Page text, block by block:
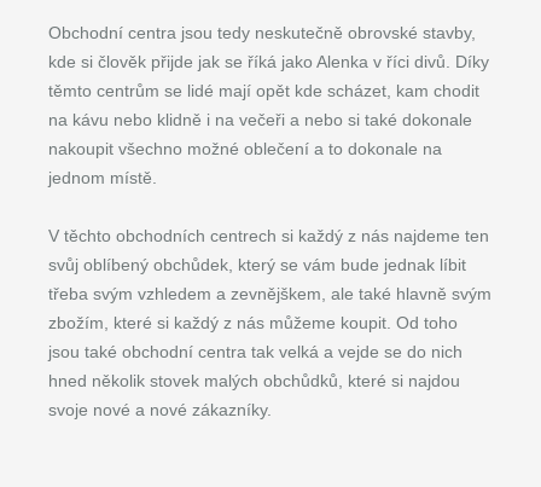
Obchodní centra jsou tedy neskutečně obrovské stavby,
kde si člověk přijde jak se říká jako Alenka v říci divů. Díky
těmto centrům se lidé mají opět kde scházet, kam chodit
na kávu nebo klidně i na večeři a nebo si také dokonale
nakoupit všechno možné oblečení a to dokonale na
jednom místě.
V těchto obchodních centrech si každý z nás najdeme ten
svůj oblíbený obchůdek, který se vám bude jednak líbit
třeba svým vzhledem a zevnějškem, ale také hlavně svým
zbožím, které si každý z nás můžeme koupit. Od toho
jsou také obchodní centra tak velká a vejde se do nich
hned několik stovek malých obchůdků, které si najdou
svoje nové a nové zákazníky.